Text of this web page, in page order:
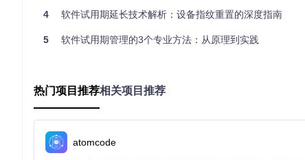
根据系统架构选择对应可执行文件：
Windows:cursor-reset-win.exe
macOS:cursor-reset-macos
# Linux系统示例
chmod +x cursor-reset-linux
三、实施指南：版本兼容性与操作流程
4 软件试用期延长技术解析：设备指纹重置的深度指南
5 软件试用期管理的3个专业方法：从原理到实践
热门项目推荐相关项目推荐
atomcode